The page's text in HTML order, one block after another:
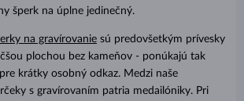
šperk na úplne jedinečný.
na gravírovanie sú predovšetkým prívesky
plochou bez kameňov - ponúkajú tak
krátky osobný odkaz. Medzi naše
s gravírovaním patria medailóniky. Pri